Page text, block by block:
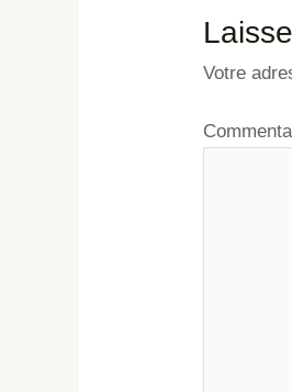
Votre